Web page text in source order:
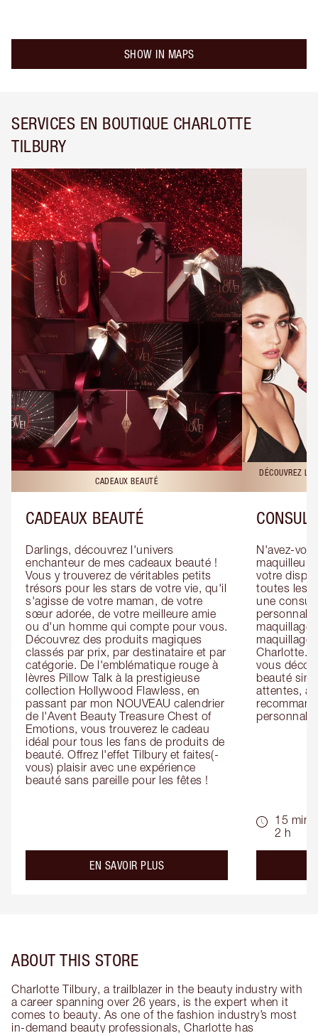
SHOW IN MAPS
SERVICES EN BOUTIQUE CHARLOTTE
TILBURY
CADEAUX BEAUTÉ
CADEAUX BEAUTÉ
Darlings, découvrez l'univers
enchanteur de mes cadeaux beauté !
Vous y trouverez de véritables petits
trésors pour les stars de votre vie, qu'il
s'agisse de votre maman, de votre
sœur adorée, de votre meilleure amie
ou d'un homme qui compte pour vous.
Découvrez des produits magiques
classés par prix, par destinataire et par
catégorie. De l'emblématique rouge à
lèvres Pillow Talk à la prestigieuse
collection Hollywood Flawless, en
passant par mon NOUVEAU calendrier
de l'Avent Beauty Treasure Chest of
Emotions, vous trouverez le cadeau
idéal pour tous les fans de produits de
beauté. Offrez l'effet Tilbury et faites(-
vous) plaisir avec une expérience
beauté sans pareille pour les fêtes !
EN SAVOIR PLUSabout the
DÉCOUVREZ
N'avez-
maquilleur
votre
toutes les
une
maquillage
maquillage
Charlotte.
vous
beauté
attentes,
15 min -
2 h
ABOUT THIS STORE
Charlotte Tilbury, a trailblazer in the beauty industry with
a career spanning over 26 years, is the expert when it
comes to beauty. As one of the fashion industry’s most
in-demand beauty professionals, Charlotte has